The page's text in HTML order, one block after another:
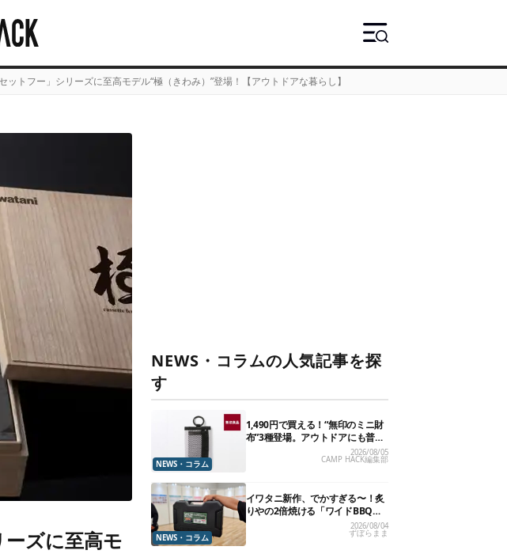
トフー」シリーズに至高モデル“極（きわみ）”登場！【アウトドアな暮らし】
ズに至高モ
NEWS・コラムの人気記事を探
す
NEWS・コラム
1,490円で買える！“無印のミニ財
布”3種登場。アウトドアにも普段
2026/08/05
CAMP HACK編集部
NEWS・コラム
イワタニ新作、でかすぎる〜！炙
りやの2倍焼ける「ワイドBBQグ
リル」で“豪快焼肉”できるよ【再
販開始】
2026/08/04
ずぼらまま